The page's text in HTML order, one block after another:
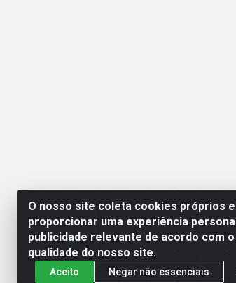
O nosso site coleta cookies próprios
proporcionar uma experiência
publicidade relevante de acordo com
qualidade do nosso site.
Aceito Negar não essenciais